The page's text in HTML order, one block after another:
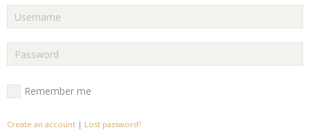
Remember me
Create an account | Lost password?